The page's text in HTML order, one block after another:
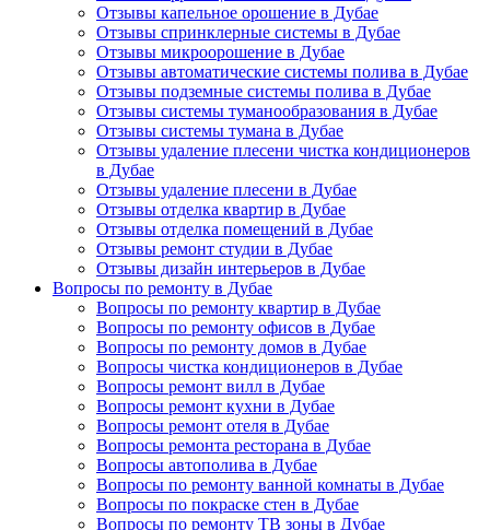
Отзывы капельное орошение в Дубае
Отзывы спринклерные системы в Дубае
Отзывы микроорошение в Дубае
Отзывы автоматические системы полива в Дубае
Отзывы подземные системы полива в Дубае
Отзывы системы туманообразования в Дубае
Отзывы системы тумана в Дубае
Отзывы удаление плесени чистка кондиционеров
в Дубае
Отзывы удаление плесени в Дубае
Отзывы отделка квартир в Дубае
Отзывы отделка помещений в Дубае
Отзывы ремонт студии в Дубае
Отзывы дизайн интерьеров в Дубае
Вопросы по ремонту в Дубае
Вопросы по ремонту квартир в Дубае
Вопросы по ремонту офисов в Дубае
Вопросы по ремонту домов в Дубае
Вопросы чистка кондиционеров в Дубае
Вопросы ремонт вилл в Дубае
Вопросы ремонт кухни в Дубае
Вопросы ремонт отеля в Дубае
Вопросы ремонта ресторана в Дубае
Вопросы автополива в Дубае
Вопросы по ремонту ванной комнаты в Дубае
Вопросы по покраске стен в Дубае
Вопросы по ремонту ТВ зоны в Дубае